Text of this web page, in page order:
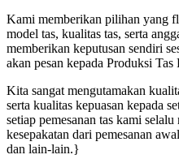
Kami memberikan pilihan yang
model tas, kualitas tas, serta
memberikan keputusan sendiri
akan pesan kepada Produksi
Kita sangat mengutamakan
serta kualitas kepuasan kepada
setiap pemesanan tas kami
kesepakatan dari pemesanan
dan lain-lain.}